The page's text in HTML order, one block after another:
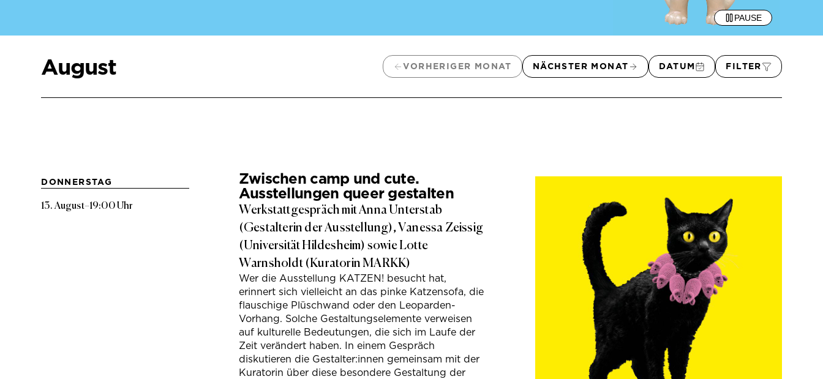
PAUSE
August VORHERIGER MONAT NÄCHSTER MONAT DATUM FILTER
DONNERSTAG
13. August–19:00 Uhr
Zwischen camp und cute.
Ausstellungen queer gestalten
Werkstattgespräch mit Anna Unterstab
(Gestalterin der Ausstellung), Vanessa Zeissig
(Universität Hildesheim) sowie Lotte
Warnsholdt (Kuratorin MARKK)
Wer die Ausstellung KATZEN! besucht hat,
erinnert sich vielleicht an das pinke Katzensofa, die
flauschige Plüschwand oder den Leoparden-
Vorhang. Solche Gestaltungselemente verweisen
auf kulturelle Bedeutungen, die sich im Laufe der
Zeit verändert haben. In einem Gespräch
diskutieren die Gestalter:innen gemeinsam mit der
Kuratorin über diese besondere Gestaltung der